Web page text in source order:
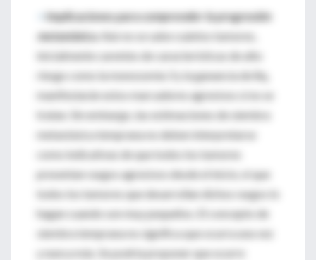
Implicaciones para comprender la progresión
metastásica. Aún no se sabe cuántos tumores,
inicialmente carentes de características de alto
riesgo como la monosomía 3 y la ganancia de 8q,
manifestarán estos marcadores agresivos si no se
tratan. Sin embargo, las estimaciones de siembra
metastásica temprana no deben interpretarse
como indicativas de que todos los tumores
presentan rasgos agresivos desde el inicio, ni que
todos los tumores que desarrollan dichos rasgos lo
hagan cuando son muy pequeños. El concepto de
siembra temprana no significa que ocurra una vez
y nunca más. Se podría proponer que ocurre